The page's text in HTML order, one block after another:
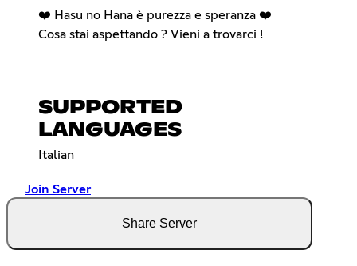
❤️ Hasu no Hana è purezza e speranza ❤️
Cosa stai aspettando ? Vieni a trovarci !
SUPPORTED
LANGUAGES
Italian
Join Server
Share Server